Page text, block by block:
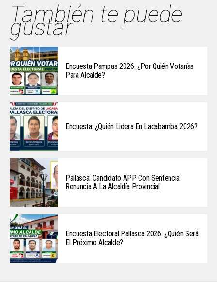
También te puede
gustar
Encuesta Pampas 2026: ¿Por Quién Votarías
Para Alcalde?
Encuesta: ¿Quién Lidera En Lacabamba 2026?
Pallasca: Candidato APP Con Sentencia
Renuncia A La Alcaldía Provincial
Encuesta Electoral Pallasca 2026: ¿Quién Será
El Próximo Alcalde?